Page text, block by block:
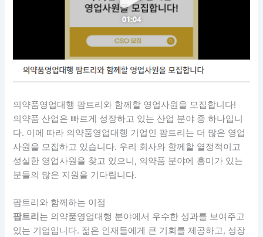
의약품영업대행 팜트리와 함께할 영업사원을 모집합니다!
의약품 산업은 빠르게 성장하고 있는 산업 분야 중 하나입니
다. 이에 따라 의약품영업대행 기업인 팜트리는 더 많은 영업
사원을 모집하고 있습니다. 우리 회사와 함께할 열정적이고
성실한 영업사원을 찾고 있으니, 의약품 분야에 흥미가 있는
분들의 많은 지원을 기다립니다.
팜트리와 함께하는 이점
팜트리 는 의약품영업대행 분야에서 우수한 성과를 보여주고
있는 기업입니다. 젊은 인재들에게 큰 기회를 제공하고, 성장